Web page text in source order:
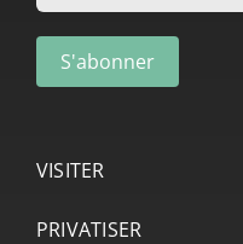
VISITER
PRIVATISER